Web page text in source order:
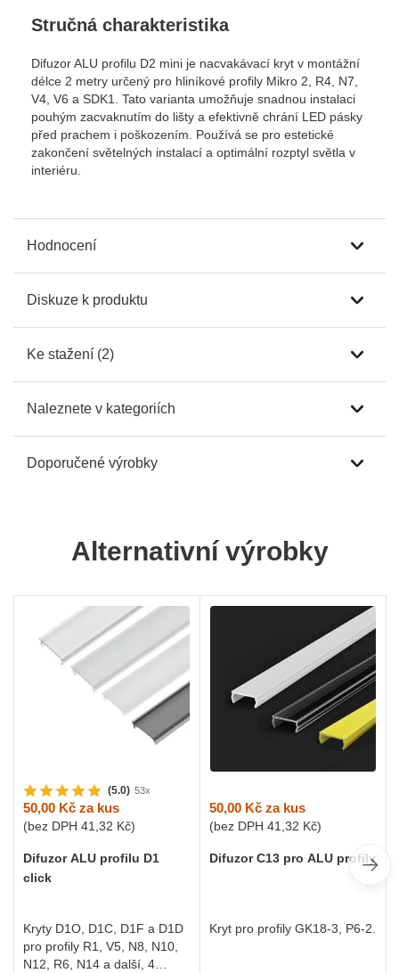
Stručná charakteristika
Difuzor ALU profilu D2 mini je nacvakávací kryt v montážní
délce 2 metry určený pro hliníkové profily Mikro 2, R4, N7,
V4, V6 a SDK1. Tato varianta umožňuje snadnou instalaci
pouhým zacvaknutím do lišty a efektivně chrání LED pásky
před prachem i poškozením. Používá se pro estetické
zakončení světelných instalací a optimální rozptyl světla v
interiéru.
Hodnocení
Diskuze k produktu
Ke stažení (2)
Naleznete v kategoriích
Doporučené výrobky
Alternativní výrobky
(5.0) 53x
50,00 Kč za kus
(bez DPH 41,32 Kč)
Difuzor ALU profilu D1
click
Kryty D1O, D1C, D1F a D1D
pro profily R1, V5, N8, N10,
N12, R6, N14 a další, 4
50,00 Kč za kus
(bez DPH 41,32 Kč)
Difuzor C13 pro ALU profily
Kryt pro profily GK18-3, P6-2.